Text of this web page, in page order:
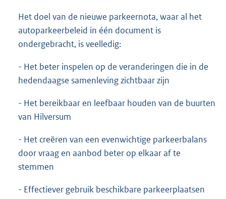
Het doel van de nieuwe parkeernota, waar al het
autoparkeerbeleid in één document is
ondergebracht, is veelledig:
- Het beter inspelen op de veranderingen die in de
hedendaagse samenleving zichtbaar zijn
- Het bereikbaar en leefbaar houden van de buurten
van Hilversum
- Het creëren van een evenwichtige parkeerbalans
door vraag en aanbod beter op elkaar af te
stemmen
- Effectiever gebruik beschikbare parkeerplaatsen